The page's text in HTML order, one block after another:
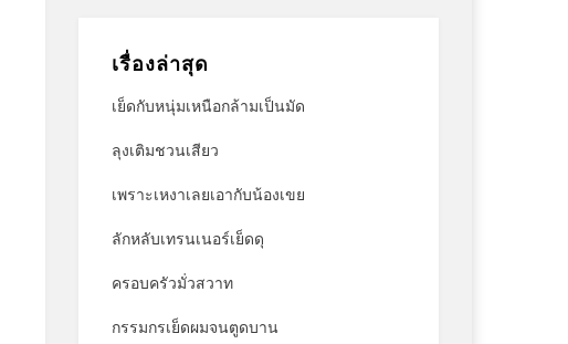
เรื่องล่าสุด
เย็ดกับหนุ่มเหนือกล้ามเป็นมัด
ลุงเติมชวนเสียว
เพราะเหงาเลยเอากับน้องเขย
ลักหลับเทรนเนอร์เย็ดดุ
ครอบครัวมั่วสวาท
กรรมกรเย็ดผมจนตูดบาน